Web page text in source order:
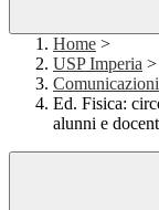
Home >
USP Imperia >
Ed. Fisica:
alunni e